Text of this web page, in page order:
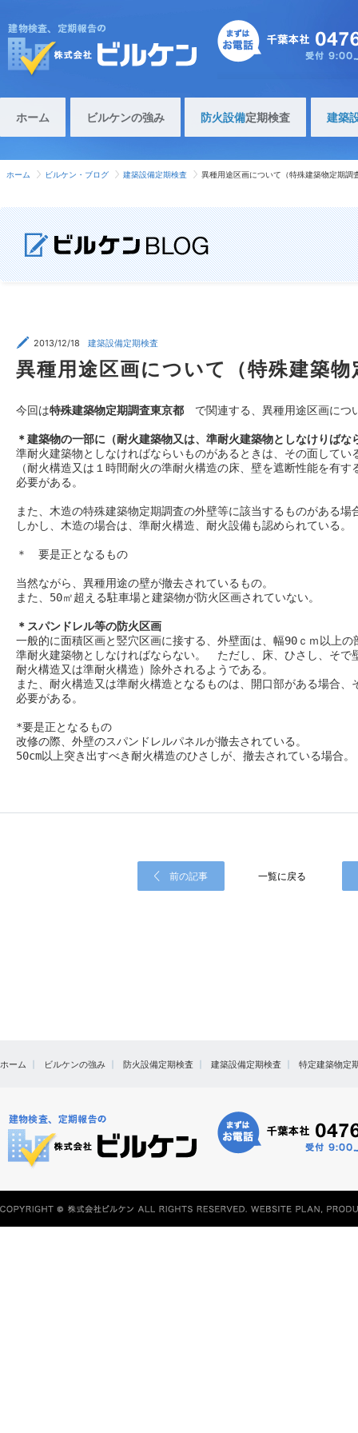
ホーム ビルケンの強み 防火設備定期検査 建築
ホーム ビルケン・ブログ 建築設備定期検査 異種用途区画について（特殊建築物定期調
2013/12/18 建築設備定期検査
異種用途区画について（特殊建築物
今回は特殊建築物定期調査東京都 で関連する、 異種用途区画につ
＊建築物の一部に（耐火建築物又は、準耐火建築物としなけりばな
準耐火建築物としなければならいものがあるときは、その面して
（耐火構造又は１時間耐火の準耐火構造の床、壁を遮断性能を有
必要がある。
また、木造の特殊建築物定期調査の外壁等に該当するものがある場
しかし、木造の場合は、準耐火構造、耐火設備も認められている。
＊　要是正となるもの
当然ながら、異種用途の壁が撤去されているもの。
また、50㎡超える駐車場と建築物が防火区画されていない。
＊ スパンドレル等の防火区画
一般的に面積区画と竪穴区画に接する、外壁面は、幅90ｃｍ以上
準耐火建築物としなければならない。　ただし、床、ひさし、そ
耐火構造又は準耐火構造）除外されるようである。
また、耐火構造又は準耐火構造となるものは、開口部がある場合
必要がある。
*要是正となるもの
改修の際、外壁のスパンドレルパネルが撤去されている。
50cm以上突き出すべき耐火構造のひさしが、撤去されている場合。
前の記事 一覧に戻る
ホーム ビルケンの強み 防火設備定期検査 建築設備定期検査 特定建築物定